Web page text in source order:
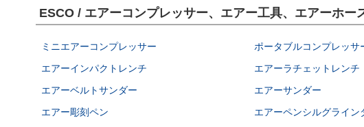
ESCO / エアーコンプレッサー、エアー工具、エアーホー
ミニエアーコンプレッサー ポータブルコンプレッサ
エアーインパクトレンチ
エアーラチェットレンチ
エアーベルトサンダー
エアーサンダー
エアー彫刻ペン
エアーペンシルグライン